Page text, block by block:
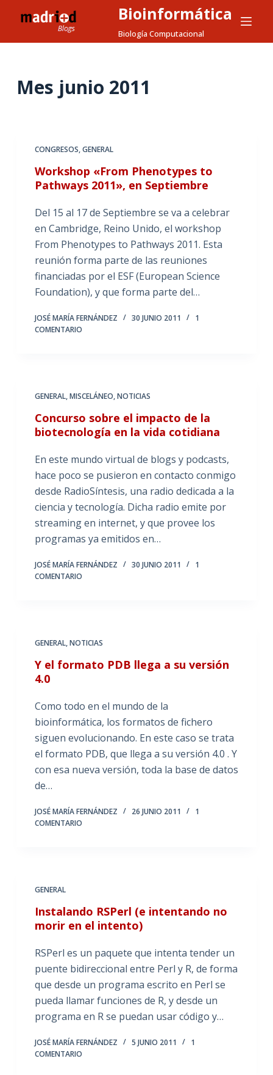
l
Bioinformática
Biología Computacional
Mes junio 2011
CONGRESOS,GENERAL
Workshop «From Phenotypes to
Pathways 2011», en Septiembre
Del 15 al 17 de Septiembre se va a celebrar
en Cambridge, Reino Unido, el workshop
From Phenotypes to Pathways 2011. Esta
reunión forma parte de las reuniones
financiadas por el ESF (European Science
Foundation), y que forma parte del…
JOSÉ MARÍA FERNÁNDEZ 30 JUNIO 2011
1
COMENTARIO
GENERAL,MISCELÁNEO,NOTICIAS
Concurso sobre el impacto de la
biotecnología en la vida cotidiana
En este mundo virtual de blogs y podcasts,
hace poco se pusieron en contacto conmigo
desde RadioSíntesis, una radio dedicada a la
ciencia y tecnología. Dicha radio emite por
streaming en internet, y que provee los
programas ya emitidos en…
JOSÉ MARÍA FERNÁNDEZ 30 JUNIO 2011
1
COMENTARIO
GENERAL,NOTICIAS
Y el formato PDB llega a su versión
4.0
Como todo en el mundo de la
bioinformática, los formatos de fichero
siguen evolucionando. En este caso se trata
el formato PDB, que llega a su versión 4.0 . Y
con esa nueva versión, toda la base de datos
de…
JOSÉ MARÍA FERNÁNDEZ 26 JUNIO 2011
1
COMENTARIO
GENERAL
Instalando RSPerl (e intentando no
morir en el intento)
RSPerl es un paquete que intenta tender un
puente bidireccional entre Perl y R, de forma
que desde un programa escrito en Perl se
pueda llamar funciones de R, y desde un
programa en R se puedan usar código y…
JOSÉ MARÍA FERNÁNDEZ 5 JUNIO 2011
1
COMENTARIO